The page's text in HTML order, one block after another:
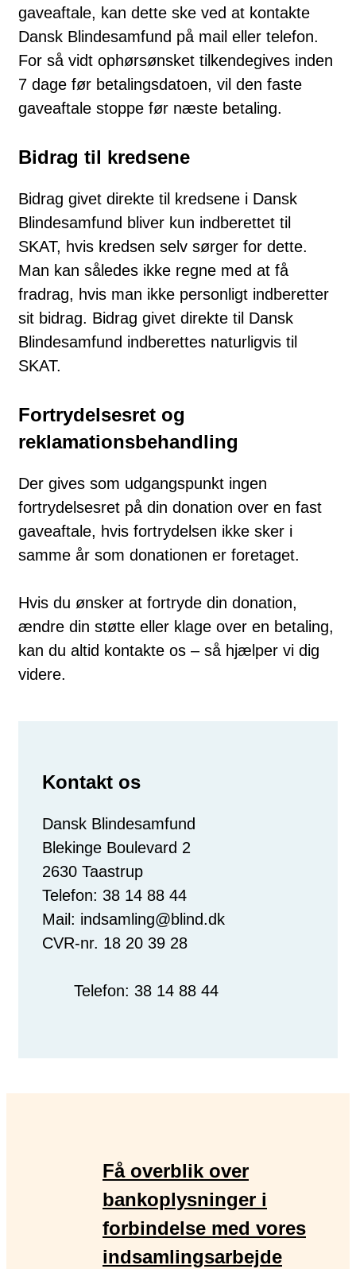
gaveaftale, kan dette ske ved at kontakte
Dansk Blindesamfund på mail eller telefon.
For så vidt ophørsønsket tilkendegives inden
7 dage før betalingsdatoen, vil den faste
gaveaftale stoppe før næste betaling.
Bidrag til kredsene
Bidrag givet direkte til kredsene i Dansk
Blindesamfund bliver kun indberettet til
SKAT, hvis kredsen selv sørger for dette.
Man kan således ikke regne med at få
fradrag, hvis man ikke personligt indberetter
sit bidrag. Bidrag givet direkte til Dansk
Blindesamfund indberettes naturligvis til
SKAT.
Fortrydelsesret og
reklamationsbehandling
Der gives som udgangspunkt ingen
fortrydelsesret på din donation over en fast
gaveaftale, hvis fortrydelsen ikke sker i
samme år som donationen er foretaget.
Hvis du ønsker at fortryde din donation,
ændre din støtte eller klage over en betaling,
kan du altid kontakte os – så hjælper vi dig
videre.
Kontakt os
Dansk Blindesamfund
Blekinge Boulevard 2
2630 Taastrup
Telefon: 38 14 88 44
Mail: indsamling@blind.dk
CVR-nr. 18 20 39 28
Telefon: 38 14 88 44
Få overblik over
bankoplysninger i
forbindelse med vores
indsamlingsarbejde